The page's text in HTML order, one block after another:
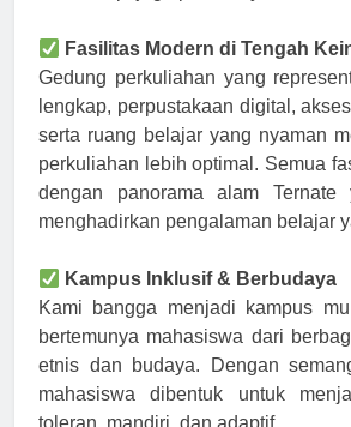
Fasilitas Modern di Tengah
Gedung perkuliahan yang
lengkap, perpustakaan digital,
serta ruang belajar yang nyaman
perkuliahan lebih optimal. Semua
dengan panorama alam
menghadirkan pengalaman belajar
Kampus Inklusif & Berbudaya
Kami bangga menjadi kampus
bertemunya mahasiswa dari
etnis dan budaya. Dengan
mahasiswa dibentuk untuk
toleran, mandiri, dan adaptif.